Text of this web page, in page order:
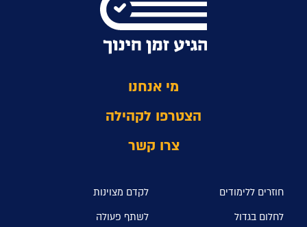
מי אנחנו
הצטרפו לקהילה
צרו קשר
חוזרים ללימודים
לקדם מצוינות
לחלום בגדול
לשתף פעולה